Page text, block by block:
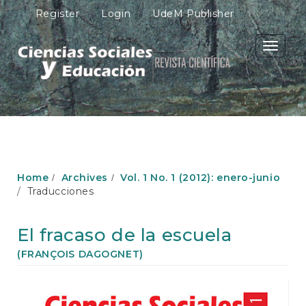
M
a
i
n
N
a
v
i
g
n
n
C
Register Login UdeM Publisher
Toggle
Home Archives
Vol. 1 No. 1 (2012): enero-junio
Traducciones
El fracaso de la escuela
(FRANÇOIS DAGOGNET)